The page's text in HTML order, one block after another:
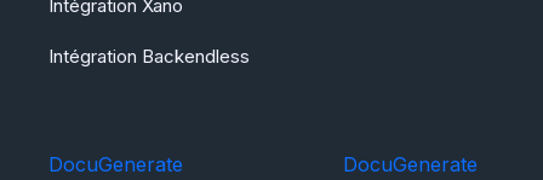
Intégration Xano
Intégration Backendless
DocuGenerate
DocuGenerate